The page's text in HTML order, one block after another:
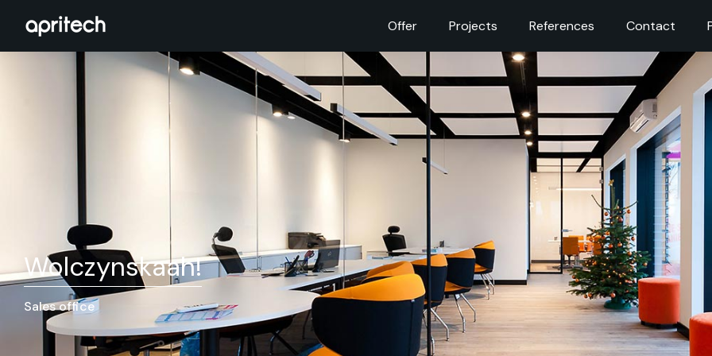
Offer Projects References Contact
Wolczynskaah!
Sales office